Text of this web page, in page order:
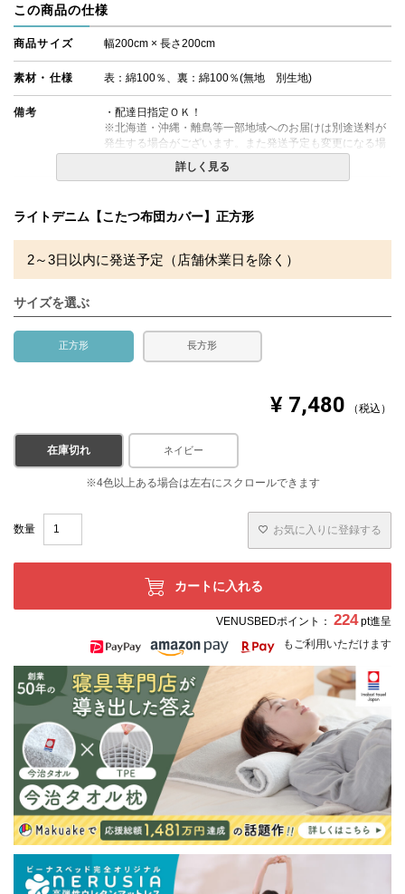
この商品の仕様
商品サイズ 幅200cm × 長さ200cm
素材・仕様 表：綿100％、裏：綿100％(無地 別生地)
備考
・配達日指定ＯＫ！
※北海道・沖縄・離島等一部地域へのお届けは別途送料が
発生する場合がございます。また発送予定も変更になる場
合があります。
詳しく見る
ライトデニム【こたつ布団カバー】正方形
2～3日以内に発送予定（店舗休業日を除く）
サイズを選ぶ
正方形 長方形
¥ 7,480 税込
ブルー
在庫切れ ネイビー
お気に入りに登録する
カートに入れる
VENUSBEDポイント： 224 pt進呈
もご利用いただけます